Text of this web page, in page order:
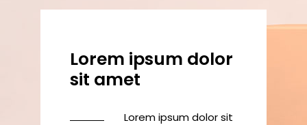
Lorem ipsum dolor
sit amet
Lorem ipsum dolor sit